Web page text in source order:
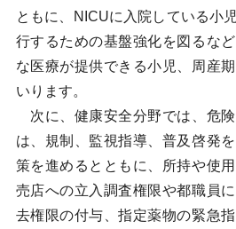
ともに、NICUに入院している小
行するための基盤強化を図るな
な医療が提供できる小児、周産
いります。
次に、健康安全分野では、危
は、規制、監視指導、普及啓発
策を進めるとともに、所持や使
売店への立入調査権限や都職員
去権限の付与、指定薬物の緊急